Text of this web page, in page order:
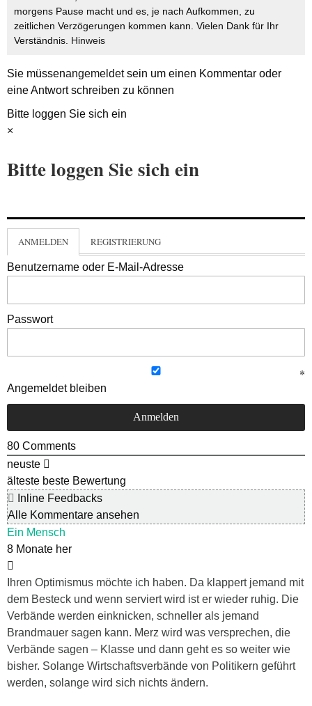
morgens Pause macht und es, je nach Aufkommen, zu
zeitlichen Verzögerungen kommen kann. Vielen Dank für Ihr
Verständnis. Hinweis
Sie müssenangemeldetsein um einen Kommentar oder
eine Antwort schreiben zu können
Bitte loggen Sie sich ein
×
Bitte loggen Sie sich ein
ANMELDEN REGISTRIERUNG
Benutzername oder E-Mail-Adresse
Passwort
Angemeldet bleiben
80 Comments
neuste
älteste beste Bewertung
Inline Feedbacks
Alle Kommentare ansehen
Ein Mensch
8 Monate her
Ihren Optimismus möchte ich haben. Da klappert jemand mit
dem Besteck und wenn serviert wird ist er wieder ruhig. Die
Verbände werden einknicken, schneller als jemand
Brandmauer sagen kann. Merz wird was versprechen, die
Verbände sagen – Klasse und dann geht es so weiter wie
bisher. Solange Wirtschaftsverbände von Politikern geführt
werden, solange wird sich nichts ändern.